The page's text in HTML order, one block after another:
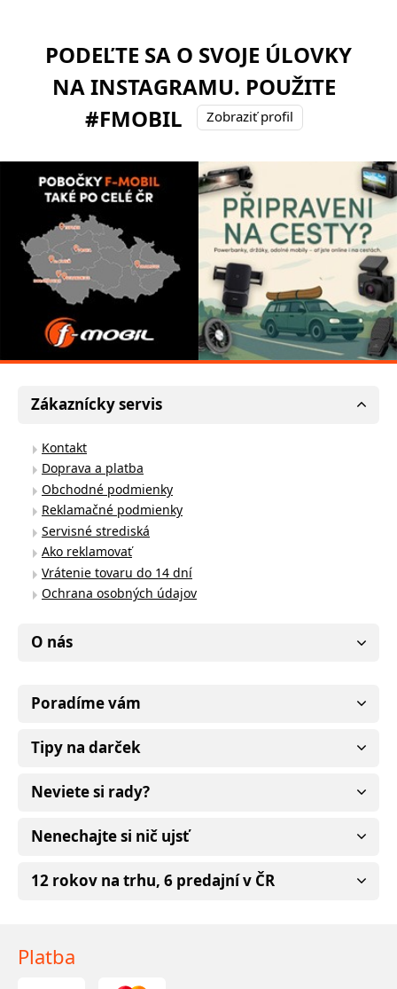
PODEĽTE SA O SVOJE ÚLOVKY
NA INSTAGRAMU. POUŽITE
#FMOBIL
Zobraziť profil
Zákaznícky servis
Kontakt
Doprava a platba
Obchodné podmienky
Reklamačné podmienky
Servisné strediská
Ako reklamovať
Vrátenie tovaru do 14 dní
Ochrana osobných údajov
O nás
Poradíme vám
Tipy na darček
Neviete si rady?
Nenechajte si nič ujsť
12 rokov na trhu, 6 predajní v ČR
Platba